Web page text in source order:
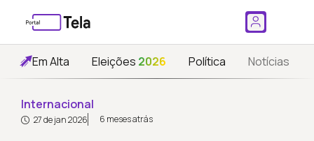
Em Alta Eleições 2026 Política Notícias
Internacional
27 de jan 2026 6 meses atrás